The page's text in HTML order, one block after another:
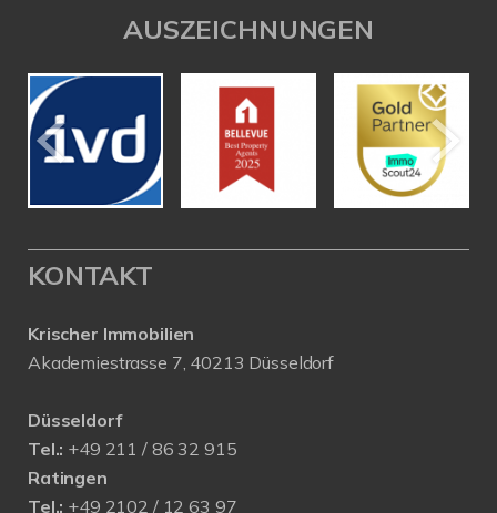
AUSZEICHNUNGEN
KONTAKT
Krischer Immobilien
Akademiestrasse 7, 40213 Düsseldorf
Düsseldorf
Tel.: +49 211 / 86 32 915
Ratingen
Tel.: +49 2102 / 12 63 97